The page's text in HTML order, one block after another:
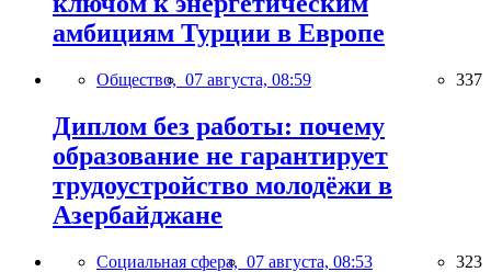
амбициям Турции в Европе
Общество, 07 августа, 08:59 337
Диплом без работы: почему
образование не гарантирует
трудоустройство молодёжи в
Азербайджане
Социальная сфера, 07 августа, 08:53 323